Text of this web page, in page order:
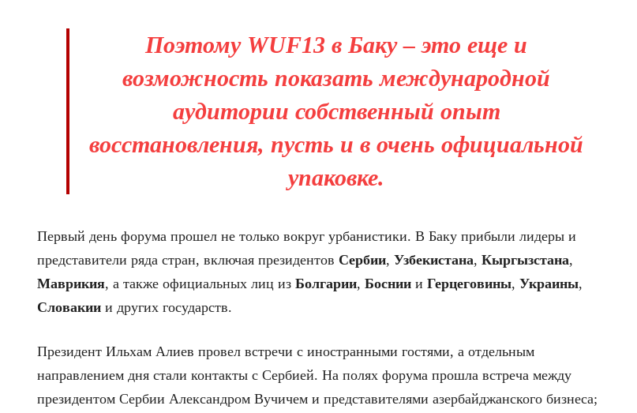
Поэтому WUF13 в Баку – это еще и
возможность показать международной
аудитории собственный опыт
восстановления, пусть и в очень официальной
упаковке.
Первый день форума прошел не только вокруг урбанистики. В Баку прибыли лидеры и
представители ряда стран, включая президентов Сербии, Узбекистана, Кыргызстана,
Маврикия, а также официальных лиц из Болгарии, Боснии и Герцеговины, Украины,
Словакии и других государств.
Президент Ильхам Алиев провел встречи с иностранными гостями, а отдельным
направлением дня стали контакты с Сербией. На полях форума прошла встреча между
президентом Сербии Александром Вучичем и представителями азербайджанского бизнеса;